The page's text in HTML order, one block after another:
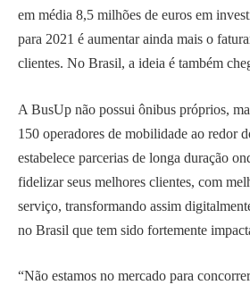
em média 8,5 milhões de euros em
para 2021 é aumentar ainda mais o
clientes. No Brasil, a ideia é também
A BusUp não possui ônibus próprios,
150 operadores de mobilidade ao redor
estabelece parcerias de longa duração
fidelizar seus melhores clientes, com
serviço, transformando assim
no Brasil que tem sido fortemente
“Não estamos no mercado para